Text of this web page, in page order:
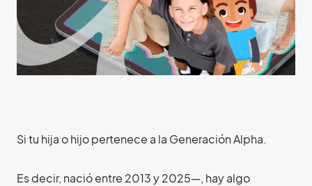
Si tu hija o hijo pertenece a la Generación Alpha.
Es decir, nació entre 2013 y 2025—, hay algo